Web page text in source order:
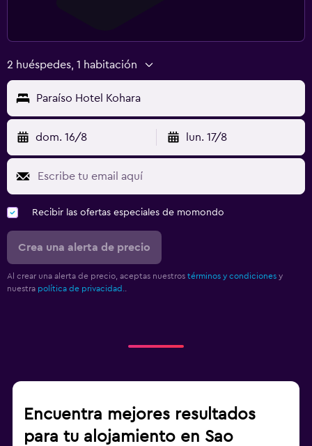
2 huéspedes, 1 habitación
Paraíso Hotel Kohara
dom. 16/8 lun. 17/8
Recibir las ofertas especiales de momondo
Crea una alerta de precio
Al crear una alerta de precio, aceptas nuestros términos y condiciones y
nuestra política de privacidad.
Encuentra mejores resultados
para tu alojamiento en Sao